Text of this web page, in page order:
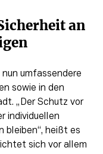
an
umfassendere
sowie in den
„Der Schutz vor
individuellen
bleiben“, heißt es
sich vor allem